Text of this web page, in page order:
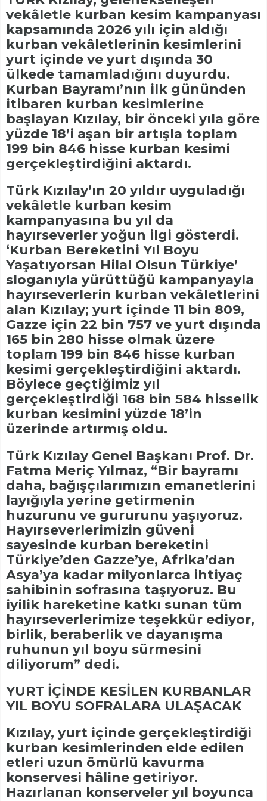
vekâletle kurban kesim kampanyası
kapsamında 2026 yılı için aldığı
kurban vekâletlerinin kesimlerini
yurt içinde ve yurt dışında 30
ülkede tamamladığını duyurdu.
Kurban Bayramı’nın ilk gününden
itibaren kurban kesimlerine
başlayan Kızılay, bir önceki yıla göre
yüzde 18’i aşan bir artışla toplam
199 bin 846 hisse kurban kesimi
gerçekleştirdiğini aktardı.
Türk Kızılay’ın 20 yıldır uyguladığı
vekâletle kurban kesim
kampanyasına bu yıl da
hayırseverler yoğun ilgi gösterdi.
‘Kurban Bereketini Yıl Boyu
Yaşatıyorsan Hilal Olsun Türkiye’
sloganıyla yürüttüğü kampanyayla
hayırseverlerin kurban vekâletlerini
alan Kızılay; yurt içinde 11 bin 809,
Gazze için 22 bin 757 ve yurt dışında
165 bin 280 hisse olmak üzere
toplam 199 bin 846 hisse kurban
kesimi gerçekleştirdiğini aktardı.
Böylece geçtiğimiz yıl
gerçekleştirdiği 168 bin 584 hisselik
kurban kesimini yüzde 18’in
üzerinde artırmış oldu.
Türk Kızılay Genel Başkanı Prof. Dr.
Fatma Meriç Yılmaz, “Bir bayramı
daha, bağışçılarımızın emanetlerini
layığıyla yerine getirmenin
huzurunu ve gururunu yaşıyoruz.
Hayırseverlerimizin güveni
sayesinde kurban bereketini
Türkiye’den Gazze’ye, Afrika’dan
Asya’ya kadar milyonlarca ihtiyaç
sahibinin sofrasına taşıyoruz. Bu
iyilik hareketine katkı sunan tüm
hayırseverlerimize teşekkür ediyor,
birlik, beraberlik ve dayanışma
ruhunun yıl boyu sürmesini
diliyorum” dedi.
YURT İÇİNDE KESİLEN KURBANLAR
YIL BOYU SOFRALARA ULAŞACAK
Kızılay, yurt içinde gerçekleştirdiği
kurban kesimlerinden elde edilen
etleri uzun ömürlü kavurma
konservesi hâline getiriyor.
Hazırlanan konserveler yıl boyunca